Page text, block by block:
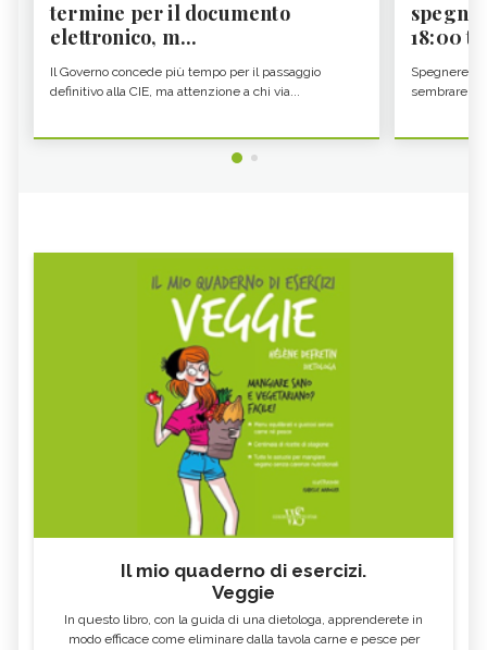
termine per il documento
elettronico, m...
Il Governo concede più tempo per il passaggio
definitivo alla CIE, ma attenzione a chi via...
18:00 ti
Spegnere lo
sembrare
Il mio quaderno di esercizi.
Veggie
In questo libro, con la guida di una dietologa, apprenderete in
modo efficace come eliminare dalla tavola carne e pesce per